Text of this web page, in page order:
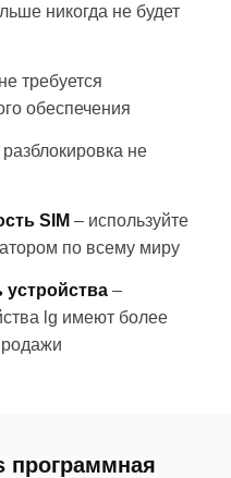
никогда не будет
не требуется
обеспечения
разблокировка не
SIM – используйте
по всему миру
–
lg имеют более
программная